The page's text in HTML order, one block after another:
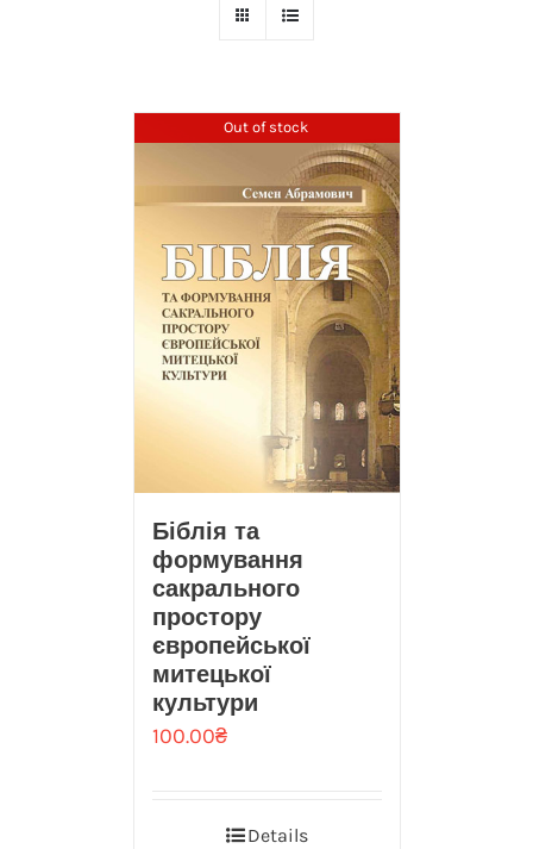
Out of stock
Біблія та
формування
сакрального
простору
європейської
митецької
культури
100.00₴
Details